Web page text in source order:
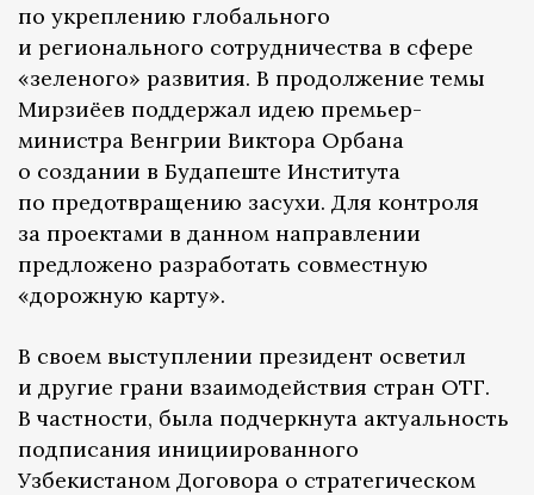
по укреплению глобального
и регионального сотрудничества в сфере
«зеленого» развития. В продолжение темы
Мирзиёев поддержал идею премьер-
министра Венгрии Виктора Орбана
о создании в Будапеште Института
по предотвращению засухи. Для контроля
за проектами в данном направлении
предложено разработать совместную
«дорожную карту».
В своем выступлении президент осветил
и другие грани взаимодействия стран ОТГ.
В частности, была подчеркнута актуальность
подписания инициированного
Узбекистаном Договора о стратегическом